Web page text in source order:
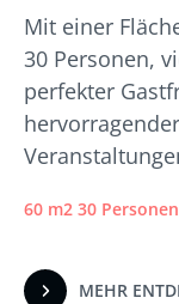
Mit einer
30 Personen,
perfekter
60 m2 30
MEHR